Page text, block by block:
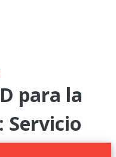
para la
Servicio